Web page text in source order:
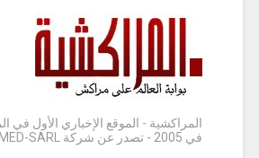
المراكشية - الموقع الإخباري الأول
في 2005 - تصدر عن شركة IMAR MED-SARL